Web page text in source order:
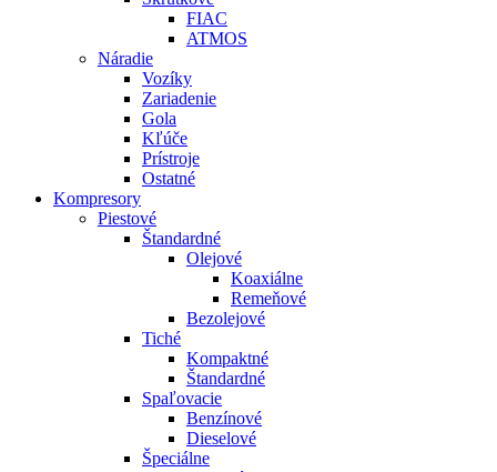
FIAC
ATMOS
Náradie
Vozíky
Zariadenie
Gola
Kľúče
Prístroje
Ostatné
Kompresory
Piestové
Štandardné
Olejové
Koaxiálne
Remeňové
Bezolejové
Tiché
Kompaktné
Štandardné
Spaľovacie
Benzínové
Dieselové
Špeciálne